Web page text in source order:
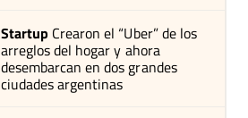
Startup Crearon el “Uber” de los
arreglos del hogar y ahora
desembarcan en dos grandes
ciudades argentinas